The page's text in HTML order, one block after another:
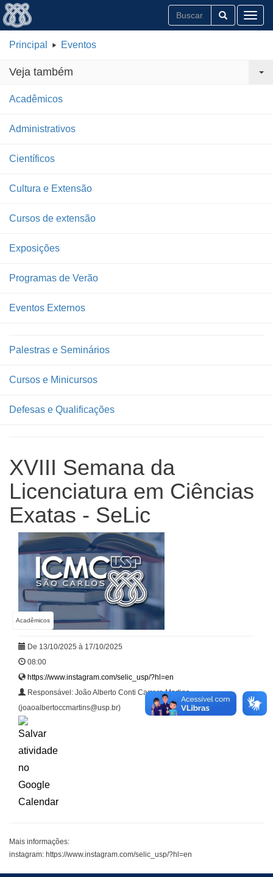
Principal Eventos
Veja também
Acadêmicos
Administrativos
Científicos
Cultura e Extensão
Cursos de extensão
Exposições
Programas de Verão
Eventos Externos
Palestras e Seminários
Cursos e Minicursos
Defesas e Qualificações
XVIII Semana da
Licenciatura em Ciências
Exatas - SeLic
Acadêmicos
De 13/10/2025 à 17/10/2025
08:00
https://www.instagram.com/selic_usp/?hl=en
Responsável: João Alberto Conti Carrera Martins
(joaoalbertoccmartins@usp.br)
Mais informações:
instagram: https://www.instagram.com/selic_usp/?hl=en